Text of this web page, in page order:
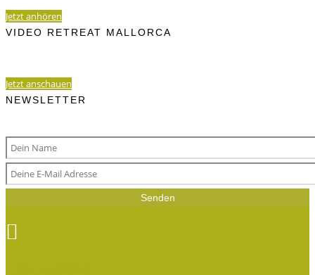
Jetzt anhören
VIDEO RETREAT MALLORCA
Jetzt anschauen
NEWSLETTER
Senden
